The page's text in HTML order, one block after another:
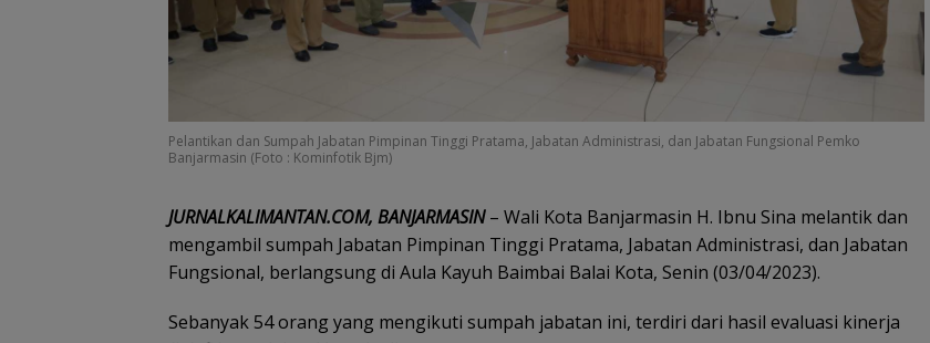
Pelantikan dan Sumpah Jabatan Pimpinan Tinggi Pratama, Jabatan Administrasi, dan Jabatan Fungsional Pemko
Banjarmasin (Foto : Kominfotik Bjm)
JURNALKALIMANTAN.COM, BANJARMASIN– Wali Kota Banjarmasin H. Ibnu Sina melantik dan
mengambil sumpah Jabatan Pimpinan Tinggi Pratama, Jabatan Administrasi, dan Jabatan
Fungsional, berlangsung di Aula Kayuh Baimbai Balai Kota, Senin (03/04/2023).
Sebanyak 54 orang yang mengikuti sumpah jabatan ini, terdiri dari hasil evaluasi kinerja